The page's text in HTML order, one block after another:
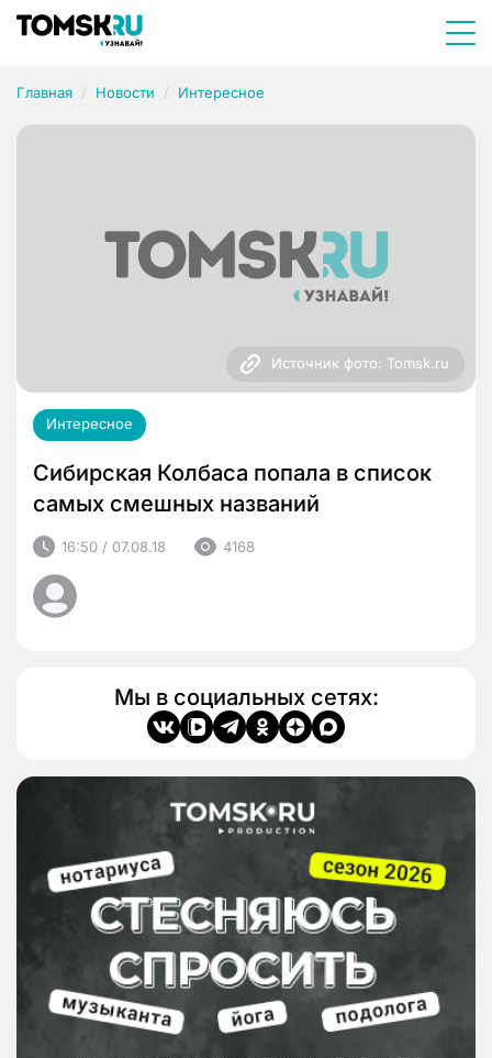
Главная Новости Интересное
Источник фото: Tomsk.ru
Интересное
Сибирская Колбаса попала в список
самых смешных названий
16:50 / 07.08.18 4168
Мы в социальных сетях: